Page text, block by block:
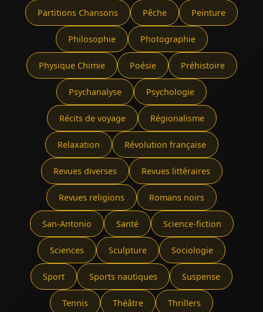
Partitions Chansons Pêche Peinture
Philosophie Photographie
Physique Chimie Poésie Préhistoire
Psychanalyse Psychologie
Récits de voyage Régionalisme
Relaxation Révolution française
Revues diverses Revues littéraires
Revues religions Romans noirs
San-Antonio Santé Science-fiction
Sciences Sculpture Sociologie
Sport Sports nautiques Suspense
Tennis Théâtre Thrillers